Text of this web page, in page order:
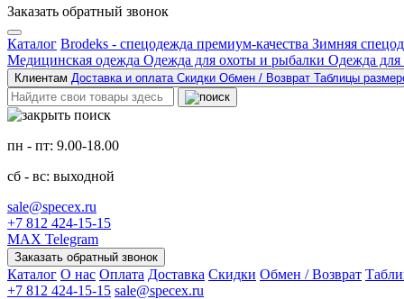
Заказать обратный звонок
Каталог Brodeks - спецодежда премиум-качества Зимняя
Медицинская одежда Одежда для охоты и рыбалки Одежда для
Клиентам Доставка и оплата Скидки Обмен / Возврат Таблицы
пн - пт: 9.00-18.00
сб - вс: выходной
sale@specex.ru
+7 812 424-15-15
MAX Telegram
Заказать обратный звонок
Каталог О нас Оплата Доставка Скидки Обмен / Возврат
+7 812 424-15-15 sale@specex.ru